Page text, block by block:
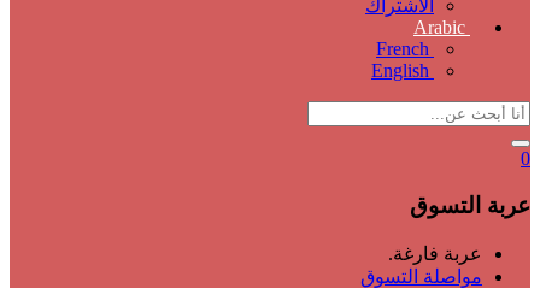
الاشتراك
Arabic
French
English
0
عربة التسوق
عربة فارغة.
مواصلة التسوق